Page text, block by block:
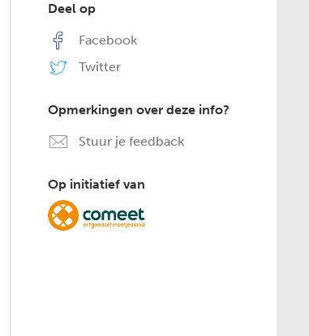
Deel op
Facebook
Twitter
Opmerkingen over deze info?
Stuur je feedback
Op initiatief van